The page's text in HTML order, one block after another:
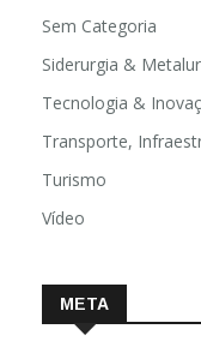
Sem Categoria
Siderurgia &
Tecnologia &
Transporte,
Turismo
Vídeo
META